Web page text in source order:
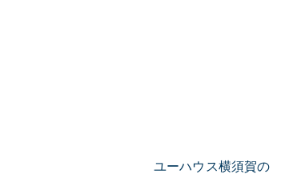
ユーハウス横須賀の